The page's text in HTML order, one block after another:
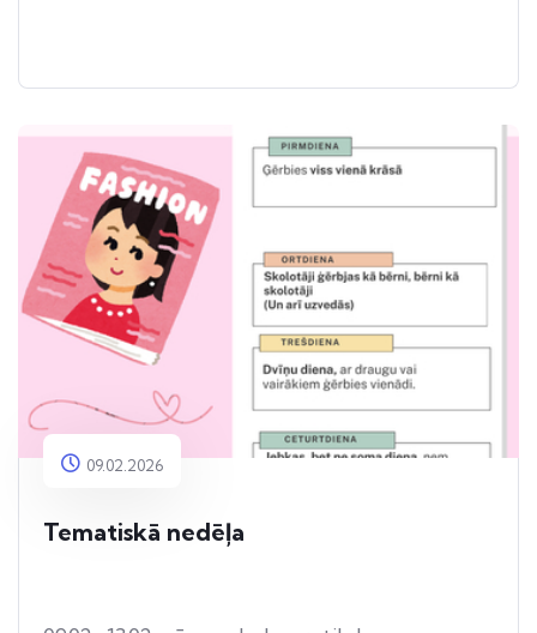
09.02.2026
Tematiskā nedēļa